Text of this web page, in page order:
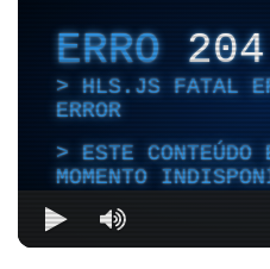
ERRO204
HLS.JS FATAL
ERROR
ESTE CONTEÚDO
MOMENTO